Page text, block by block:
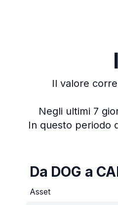
Il valore
Negli ultimi 7
In questo periodo
Da DOG a
Asset